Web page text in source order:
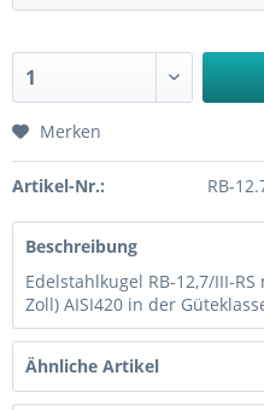
Merken
Artikel-Nr.: RB-
Beschreibung
Edelstahlkugel RB-12,7/III-
Zoll) AISI420 in der
Ähnliche Artikel